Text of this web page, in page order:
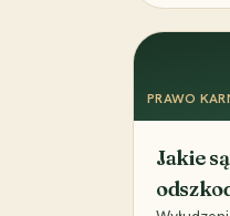
PRAWO
Jakie